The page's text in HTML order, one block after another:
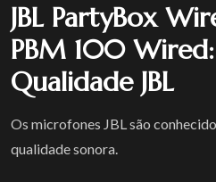
JBL PartyBox
PBM 100
Qualidade JBL
Os microfones JBL são
qualidade sonora.